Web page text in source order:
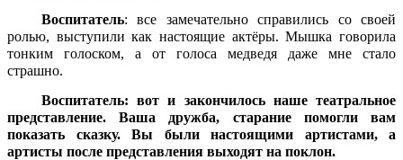
Воспитатель: все замечательно справились со своей
ролью, выступили как настоящие актёры. Мышка говорила
тонким голоском, а от голоса медведя даже мне стало
страшно.
Воспитатель: вот и закончилось наше театральное
представление. Ваша дружба, старание помогли вам
показать сказку. Вы были настоящими артистами, а
артисты после представления выходят на поклон.